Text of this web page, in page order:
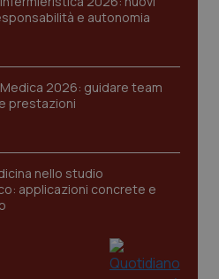
e autonomia
2026: guidare team
prestazioni
nello studio
applicazioni concrete e
CookieScript
www.quotidianosanita.it